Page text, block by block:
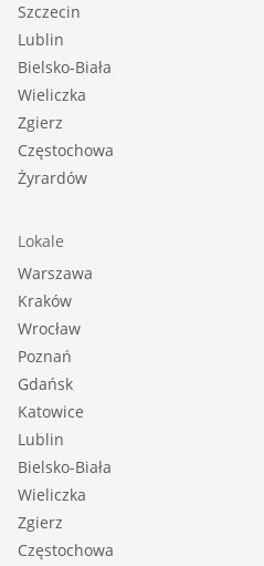
Szczecin
Lublin
Bielsko-Biała
Wieliczka
Zgierz
Częstochowa
Żyrardów
Lokale
Warszawa
Kraków
Wrocław
Poznań
Gdańsk
Katowice
Lublin
Bielsko-Biała
Wieliczka
Zgierz
Częstochowa